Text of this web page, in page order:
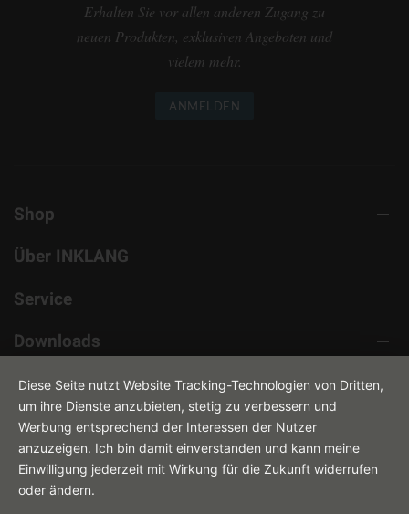
Erhalten Sie vor allen anderen Zugang zu
neuen Produkten, exklusiven Angeboten und
vielem mehr.
ANMELDEN
Shop
Über INKLANG
Service
Downloads
Kontakt
Diese Seite nutzt Website Tracking-Technologien von Dritten,
um ihre Dienste anzubieten, stetig zu verbessern und
Werbung entsprechend der Interessen der Nutzer
anzuzeigen. Ich bin damit einverstanden und kann meine
Einwilligung jederzeit mit Wirkung für die Zukunft widerrufen
oder ändern.